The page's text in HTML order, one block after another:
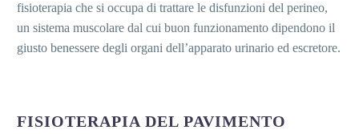
fisioterapia che si occupa di trattare le disfunzioni del perineo,
un sistema muscolare dal cui buon funzionamento dipendono il
giusto benessere degli organi dell’apparato urinario ed escretore.
FISIOTERAPIA DEL PAVIMENTO